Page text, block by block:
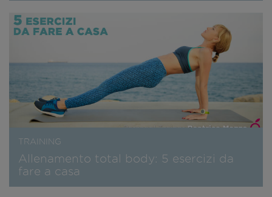
TRAINING
Allenamento total body: 5 esercizi da
fare a casa